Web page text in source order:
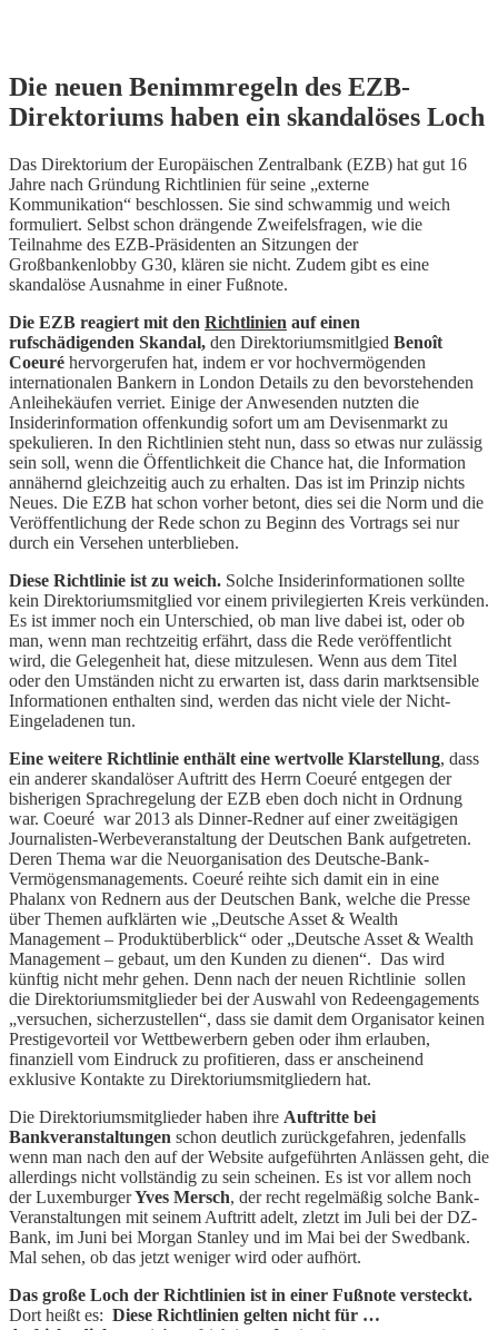
Skip
to
content
Die neuen Benimmregeln des EZB-
Direktoriums haben ein skandalöses Loch
Das Direktorium der Europäischen Zentralbank (EZB) hat gut 16
Jahre nach Gründung Richtlinien für seine „externe
Kommunikation“ beschlossen. Sie sind schwammig und weich
formuliert. Selbst schon drängende Zweifelsfragen, wie die
Teilnahme des EZB-Präsidenten an Sitzungen der
Großbankenlobby G30, klären sie nicht. Zudem gibt es eine
skandalöse Ausnahme in einer Fußnote.
Die EZB reagiert mit den Richtlinien auf einen
rufschädigenden Skandal, den Direktoriumsmitlgied Benoît
Coeuré hervorgerufen hat, indem er vor hochvermögenden
internationalen Bankern in London Details zu den bevorstehenden
Anleihekäufen verriet. Einige der Anwesenden nutzten die
Insiderinformation offenkundig sofort um am Devisenmarkt zu
spekulieren. In den Richtlinien steht nun, dass so etwas nur zulässig
sein soll, wenn die Öffentlichkeit die Chance hat, die Information
annähernd gleichzeitig auch zu erhalten. Das ist im Prinzip nichts
Neues. Die EZB hat schon vorher betont, dies sei die Norm und die
Veröffentlichung der Rede schon zu Beginn des Vortrags sei nur
durch ein Versehen unterblieben.
Diese Richtlinie ist zu weich. Solche Insiderinformationen sollte
kein Direktoriumsmitglied vor einem privilegierten Kreis verkünden.
Es ist immer noch ein Unterschied, ob man live dabei ist, oder ob
man, wenn man rechtzeitig erfährt, dass die Rede veröffentlicht
wird, die Gelegenheit hat, diese mitzulesen. Wenn aus dem Titel
oder den Umständen nicht zu erwarten ist, dass darin marktsensible
Informationen enthalten sind, werden das nicht viele der Nicht-
Eingeladenen tun.
Eine weitere Richtlinie enthält eine wertvolle Klarstellung, dass
ein anderer skandalöser Auftritt des Herrn Coeuré entgegen der
bisherigen Sprachregelung der EZB eben doch nicht in Ordnung
war. Coeuré war 2013 als Dinner-Redner auf einer zweitägigen
Journalisten-Werbeveranstaltung der Deutschen Bank aufgetreten.
Deren Thema war die Neuorganisation des Deutsche-Bank-
Vermögensmanagements. Coeuré reihte sich damit ein in eine
Phalanx von Rednern aus der Deutschen Bank, welche die Presse
über Themen aufklärten wie „Deutsche Asset & Wealth
Management – Produktüberblick“ oder „Deutsche Asset & Wealth
Management – gebaut, um den Kunden zu dienen“. Das wird
künftig nicht mehr gehen. Denn nach der neuen Richtlinie sollen
die Direktoriumsmitglieder bei der Auswahl von Redeengagements
„versuchen, sicherzustellen“, dass sie damit dem Organisator keinen
Prestigevorteil vor Wettbewerbern geben oder ihm erlauben,
finanziell vom Eindruck zu profitieren, dass er anscheinend
exklusive Kontakte zu Direktoriumsmitgliedern hat.
Die Direktoriumsmitglieder haben ihre Auftritte bei
Bankveranstaltungen schon deutlich zurückgefahren, jedenfalls
wenn man nach den auf der Website aufgeführten Anlässen geht, die
allerdings nicht vollständig zu sein scheinen. Es ist vor allem noch
der LuxemburgerYves Mersch, der recht regelmäßig solche Bank-
Veranstaltungen mit seinem Auftritt adelt, zletzt im Juli bei der DZ-
Bank, im Juni bei Morgan Stanley und im Mai bei der Swedbank.
Mal sehen, ob das jetzt weniger wird oder aufhört.
Das große Loch der Richtlinien ist in einer Fußnote versteckt.
Dort heißt es: Diese Richtlinien gelten nicht für …